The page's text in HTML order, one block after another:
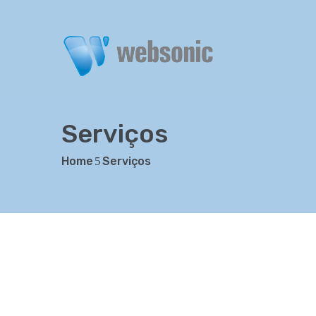
Serviços
Home Serviços